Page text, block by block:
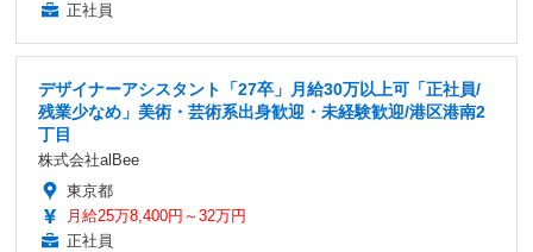
正社員
デザイナーアシスタント「27卒」月給30万以上可「正社員/
残業少なめ」美術・芸術系出身歓迎・未経験歓迎/港区港南2
丁目
株式会社alBee
東京都
月給25万8,400円～32万円
正社員